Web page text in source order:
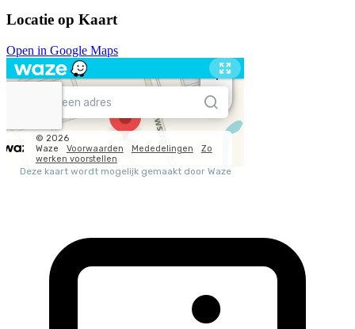
Locatie op Kaart
Open in Google Maps